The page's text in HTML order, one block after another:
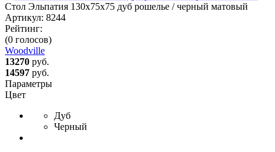
Стол Эльпатия 130х75х75 дуб рошелье / черный матовый
Артикул: 8244
Рейтинг:
(0 голосов)
Woodville
13270 руб.
14597 руб.
Параметры
Цвет
Дуб
Черный